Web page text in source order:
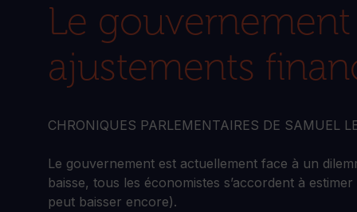
Le
ajustements
CHRONIQUES PARLEMENTAIRES DE SAMUEL
Le gouvernement est actuellement face à un
baisse, tous les économistes s’accordent à
peut baisser encore).